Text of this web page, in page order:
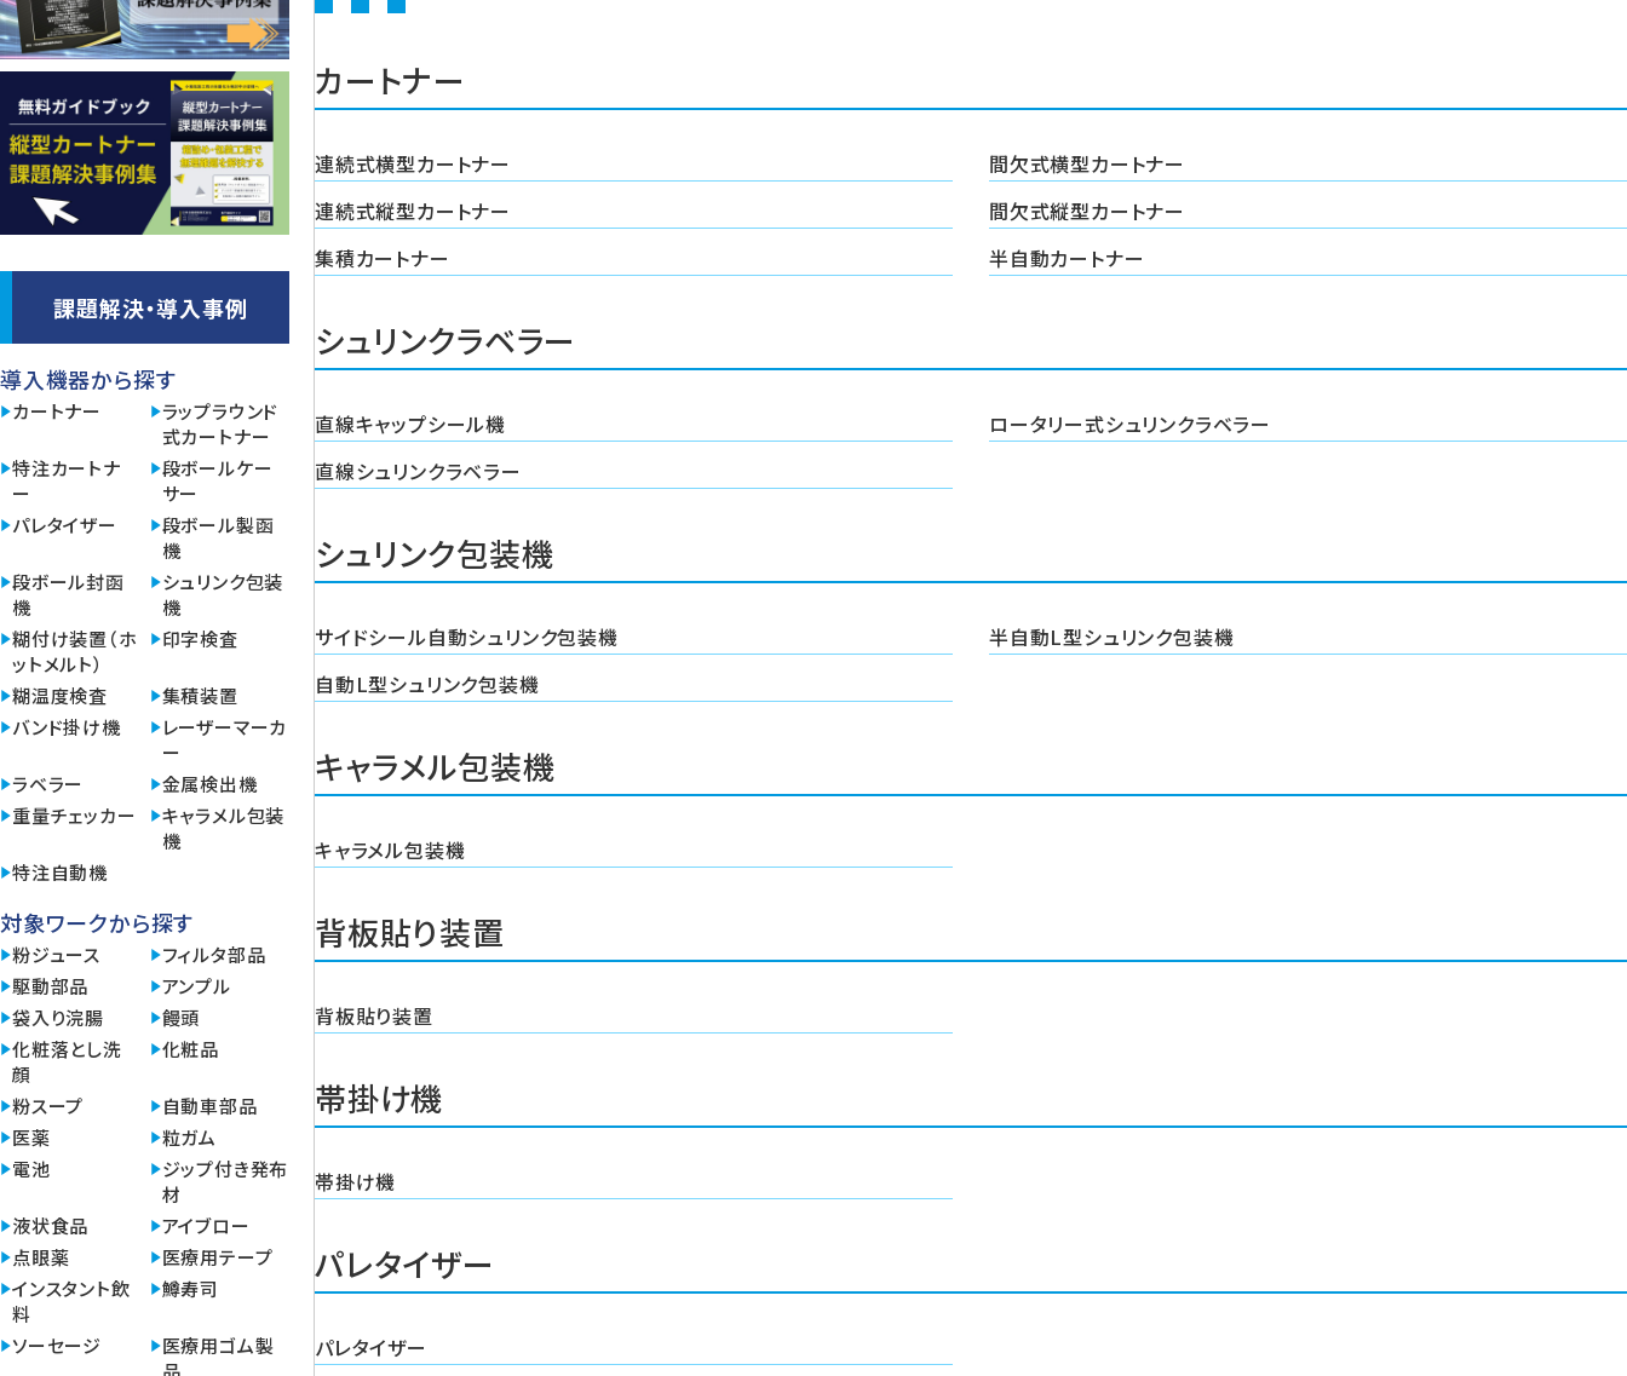
カートナー
連続式横型カートナー
間欠式横型カートナー
連続式縦型カートナー
間欠式縦型カートナー
集積カートナー
半自動カートナー
シュリンクラベラー
直線キャップシール機
ロータリー式シュリンクラベラー
直線シュリンクラベラー
シュリンク包装機
サイドシール自動シュリンク包装機
半自動L型シュリンク包装機
自動L型シュリンク包装機
キャラメル包装機
キャラメル包装機
背板貼り装置
背板貼り装置
帯掛け機
帯掛け機
パレタイザー
パレタイザー
課題解決・導入事例
導入機器から探す
カートナー
ラップラウンド
式カートナー
特注カートナ
ー
段ボールケー
サー
パレタイザー
段ボール製函
機
段ボール封函
機
シュリンク包装
機
糊付け装置（ホ
ットメルト）
印字検査
糊温度検査
集積装置
バンド掛け機
レーザーマーカ
ー
ラベラー
金属検出機
重量チェッカー
キャラメル包装
機
特注自動機
対象ワークから探す
粉ジュース
フィルタ部品
駆動部品
アンプル
袋入り浣腸
饅頭
化粧落とし洗
顔
化粧品
粉スープ
自動車部品
医薬
粒ガム
電池
ジップ付き発布
材
液状食品
アイブロー
点眼薬
医療用テープ
インスタント飲
料
鱒寿司
ソーセージ
医療用ゴム製
品